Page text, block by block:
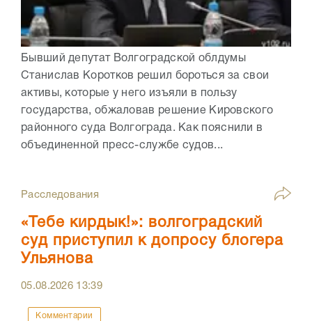
Бывший депутат Волгоградской облдумы
Станислав Коротков решил бороться за свои
активы, которые у него изъяли в пользу
государства, обжаловав решение Кировского
районного суда Волгограда. Как пояснили в
объединенной пресс-службе судов...
Расследования
«Тебе кирдык!»: волгоградский
суд приступил к допросу блогера
Ульянова
05.08.2026 13:39
Комментарии